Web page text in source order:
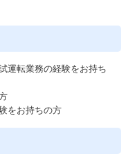
運転業務の経験をお持ち
をお持ちの方